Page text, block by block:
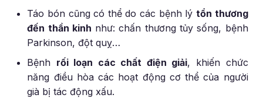
Táo bón cũng có thể do các bệnh lý tổn thương
đến thần kinh như: chấn thương tủy sống, bệnh
Parkinson, đột quỵ…
Bệnh rối loạn các chất điện giải, khiến chức
năng điều hòa các hoạt động cơ thể của người
già bị tác động xấu.